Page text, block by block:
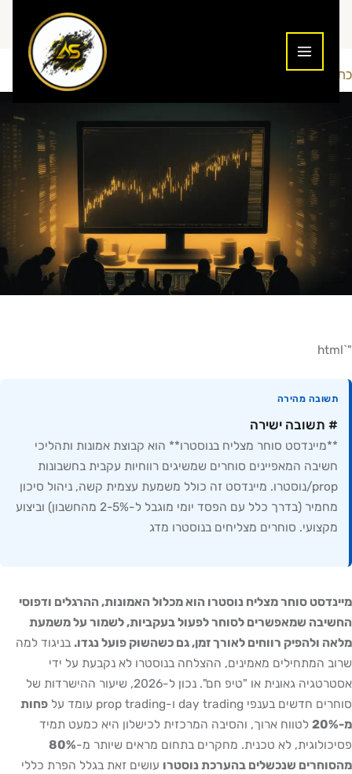
כתיבת תגובה Addiction To Success
"`html
תשובה מהירה
# תשובה ישירה
**מיינדסט סוחר מצליח בנוסטרו** הוא קבוצת אמונות ותהליכי
חשיבה המאפיינים סוחרים שמשיגים רווחיות עקבית בחשבונות
prop/נוסטרו. מיינדסט זה כולל משמעת עצמית קשה, ניהול סיכון
מחמיר (בדרך כלל עם הפסד יומי מוגבל ל-2-5% מהחשבון) וביצוע
מקצועי. סוחרים מצליחים בנוסטרו מדג
מיינדסט סוחר מצליח נוסטרו הוא מכלול האמונות, ההרגלים ודפוסי
החשיבה שמאפשרים לסוחר לפעול בעקביות, לשמור על משמעת
מלאה ולהפיק רווחים לאורך זמן, גם כשהשוק פועל נגדו. בניגוד למה
שרוב המתחילים מאמינים, ההצלחה בנוסטרו לא נקבעת על ידי
אסטרטגיה גאונית או "טיפ חם". נכון ל-2026, שיעור ההישרדות של
סוחרים חדשים בענפי day trading ו-prop trading עומד על
פחות
מ-20%
לטווח ארוך, והסיבה המרכזית לכישלון היא כמעט תמיד
פסיכולוגית, לא טכנית. מחקרים בתחום מראים שיותר מ-80%
מהסוחרים שנכשלים בהערכת נוסטרו עושים זאת בגלל הפרת כללי